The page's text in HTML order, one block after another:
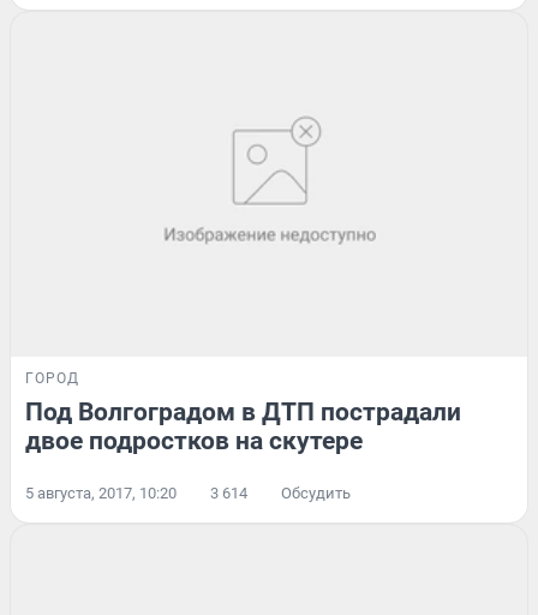
ГОРОД
Под Волгоградом в ДТП пострадали
двое подростков на скутере
5 августа, 2017, 10:20 3 614 Обсудить